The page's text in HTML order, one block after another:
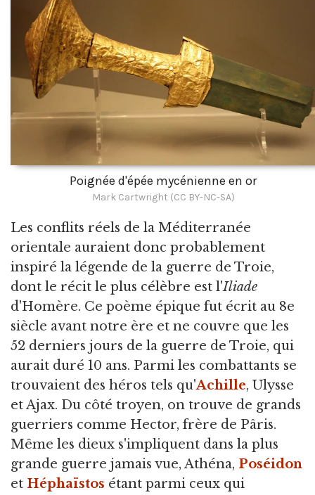
Poignée d'épée mycénienne en or
Mark Cartwright (CC BY-NC-SA)
Les conflits réels de la Méditerranée
orientale auraient donc probablement
inspiré la légende de la guerre de Troie,
dont le récit le plus célèbre est l'Iliade
d'Homère. Ce poème épique fut écrit au 8e
siècle avant notre ère et ne couvre que les
52 derniers jours de la guerre de Troie, qui
aurait duré 10 ans. Parmi les combattants se
trouvaient des héros tels qu'Achille, Ulysse
et Ajax. Du côté troyen, on trouve de grands
guerriers comme Hector, frère de Pâris.
Même les dieux s'impliquent dans la plus
grande guerre jamais vue, Athéna, Poséidon
et Héphaïstos étant parmi ceux qui